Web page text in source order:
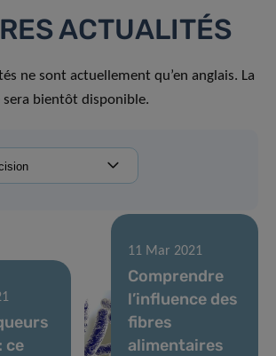
ACTUALITÉS
ne sont actuellement qu’en anglais. La
sera bientôt disponible.
ce
11 Mar 2021
Comprendre
l’influence des
fibres
alimentaires